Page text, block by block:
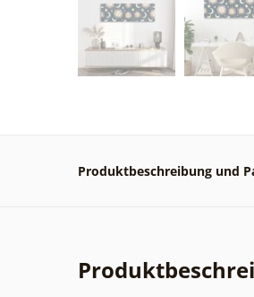
Produktbeschreibung und